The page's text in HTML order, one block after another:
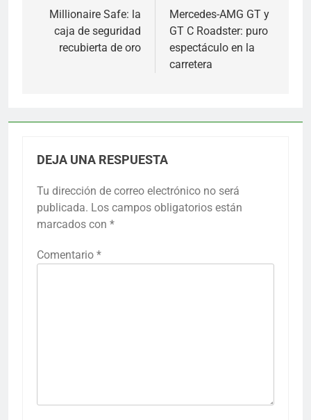
de
entradas
Millionaire Safe: la
caja de seguridad
recubierta de oro
Mercedes-AMG GT y
GT C Roadster: puro
espectáculo en la
carretera
DEJA UNA RESPUESTA
Tu dirección de correo electrónico no será
publicada. Los campos obligatorios están
marcados con *
Comentario *